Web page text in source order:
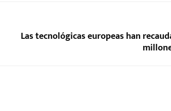
Las tecnológicas europeas han